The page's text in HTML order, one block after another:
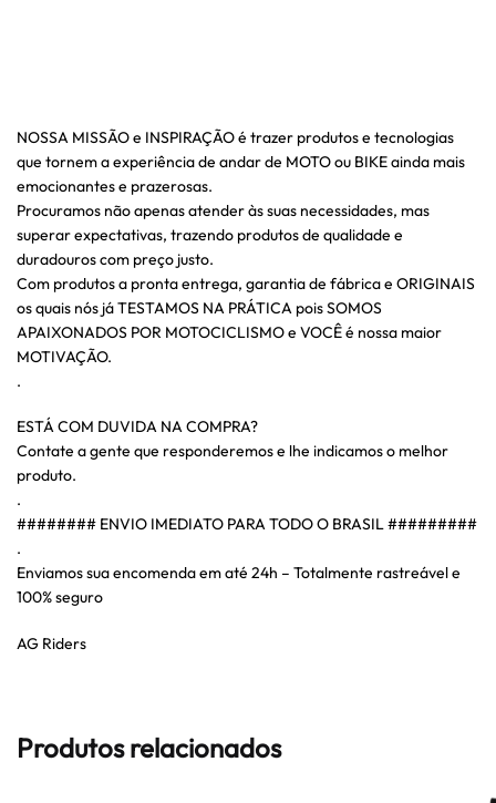
NOSSA MISSÃO e INSPIRAÇÃO é trazer produtos e tecnologias
que tornem a experiência de andar de MOTO ou BIKE ainda mais
emocionantes e prazerosas.
Procuramos não apenas atender às suas necessidades, mas
superar expectativas, trazendo produtos de qualidade e
duradouros com preço justo.
Com produtos a pronta entrega, garantia de fábrica e ORIGINAIS
os quais nós já TESTAMOS NA PRÁTICA pois SOMOS
APAIXONADOS POR MOTOCICLISMO e VOCÊ é nossa maior
MOTIVAÇÃO.
.
ESTÁ COM DUVIDA NA COMPRA?
Contate a gente que responderemos e lhe indicamos o melhor
produto.
.
######## ENVIO IMEDIATO PARA TODO O BRASIL #########
.
Enviamos sua encomenda em até 24h – Totalmente rastreável e
100% seguro
AG Riders
Produtos relacionados